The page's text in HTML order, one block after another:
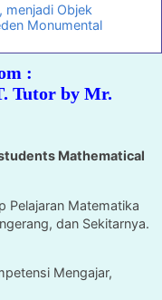
menjadi Objek
Monumental
:
Tutor by Mr.
Mathematical
Pelajaran Matematika
dan Sekitarnya.
Mengajar,